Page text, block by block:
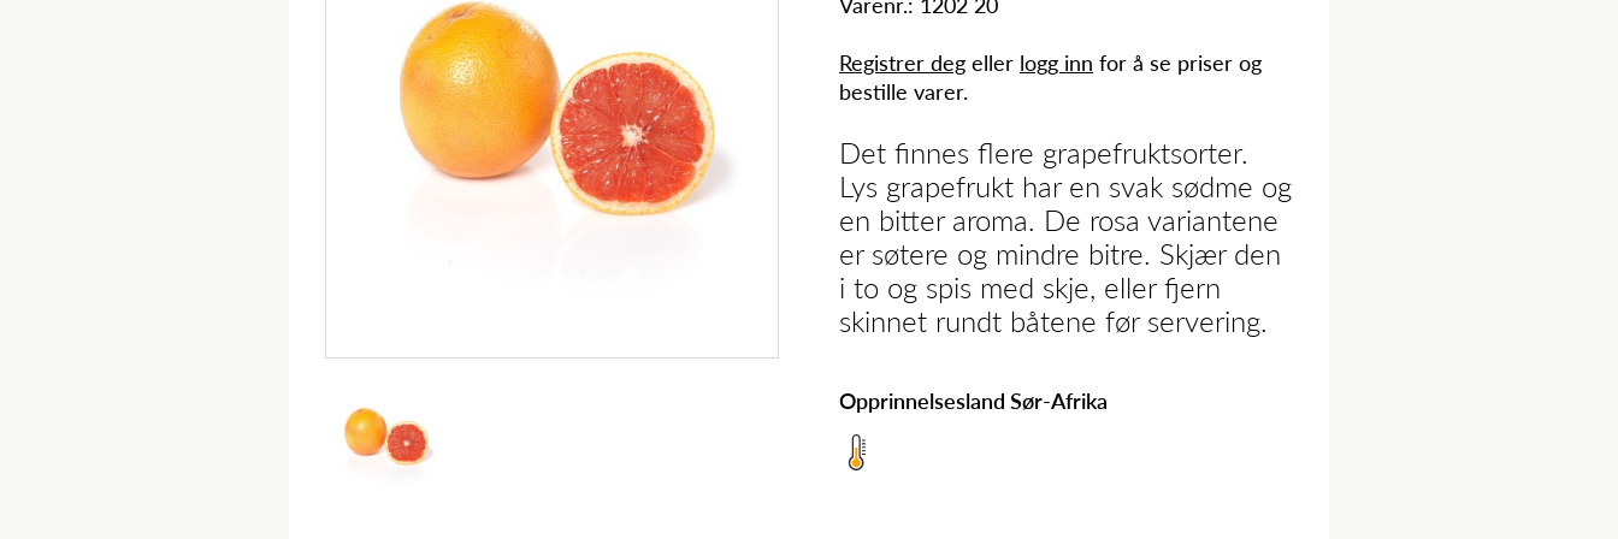
Registrer deg eller logg inn for å se priser og
bestille varer.
Det finnes flere grapefruktsorter.
Lys grapefrukt har en svak sødme og
en bitter aroma. De rosa variantene
er søtere og mindre bitre. Skjær den
i to og spis med skje, eller fjern
skinnet rundt båtene før servering.
Opprinnelsesland Sør-Afrika